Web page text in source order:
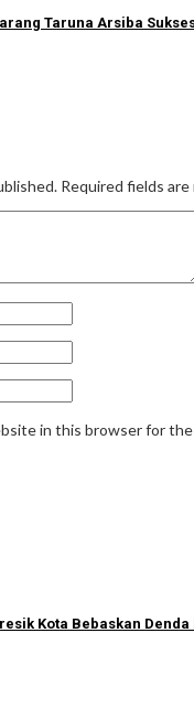
Taruna Arsiba
Required fields are
in this browser for
Kota Bebaskan